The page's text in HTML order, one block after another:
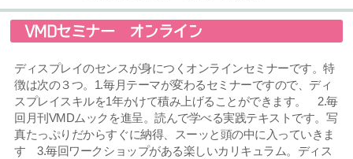
VMDセミナー オンライン
ディスプレイのセンスが身につくオンラインセミナーです。特
徴は次の３つ。1.毎月テーマが変わるセミナーですので、ディ
スプレイスキルを1年かけて積み上げることができます。 2.毎
回月刊VMDムックを進呈。読んで学べる実践テキストです。写
真たっぷりだからすぐに納得、スーッと頭の中に入っていきま
す 3.毎回ワークショップがある楽しいカリキュラム。ディス